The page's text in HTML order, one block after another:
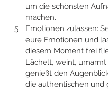
um die schönsten
machen.
Emotionen zulassen:
eure Emotionen und
diesem Moment frei
Lächelt, weint,
genießt den
die authentischen und